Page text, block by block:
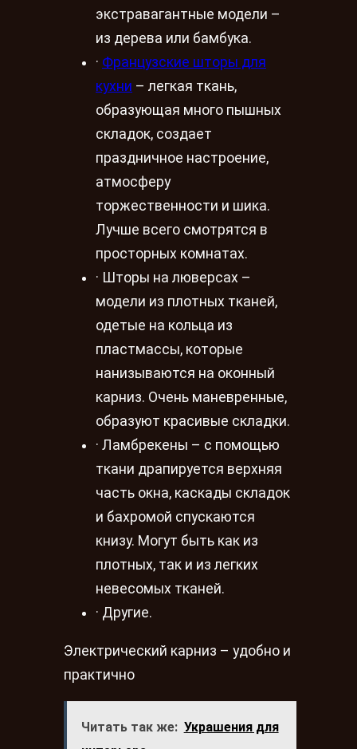
экстравагантные модели –
из дерева или бамбука.
· Французские шторы для
кухни – легкая ткань,
образующая много пышных
складок, создает
праздничное настроение,
атмосферу
торжественности и шика.
Лучше всего смотрятся в
просторных комнатах.
· Шторы на люверсах –
модели из плотных тканей,
одетые на кольца из
пластмассы, которые
нанизываются на оконный
карниз. Очень маневренные,
образуют красивые складки.
· Ламбрекены – с помощью
ткани драпируется верхняя
часть окна, каскады складок
и бахромой спускаются
книзу. Могут быть как из
плотных, так и из легких
невесомых тканей.
· Другие.
Электрический карниз – удобно и
практично
Читать так же: Украшения для